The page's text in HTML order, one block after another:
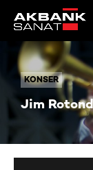
KONSER
Jim
KONSER Jim